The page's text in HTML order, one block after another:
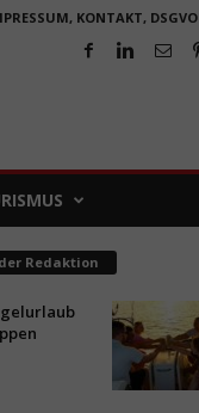
KONTAKT, DSGVO
Redaktion